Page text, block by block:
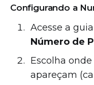
Configurando a
Acesse a guia
Número de
Escolha
apareçam